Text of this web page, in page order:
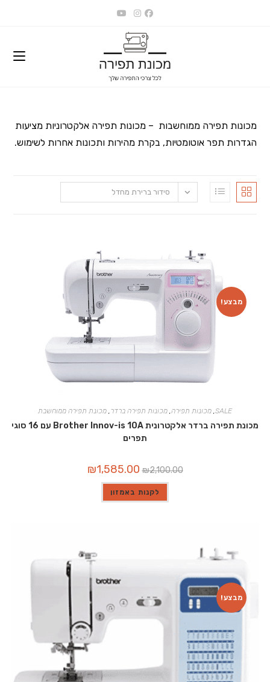
מכונות תפירה ממוחשבות – מכונות תפירה אלקטרוניות מציעות
הגדרות תפר אוטומטיות, בקרת מהירות ותכונות אחרות לשימוש.
סידור ברירת מחדל
מבצע!
SALE
, מכונות תפירה, מכונות תפירה ברדר, מכונת תפירה ממוחשבת
מכונת תפירה ברדר אלקטרונית Brother Innov-is 10A עם 16 סוגי
תפרים
₪2,100.00
המחיר
המקורי
היה:
₪2,100.00.
₪1,585.00
לקנות באמזון
מבצע!